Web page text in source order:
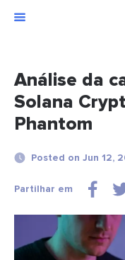
Análise da
Solana
Phantom
Posted on Jun 12,
Partilhar em